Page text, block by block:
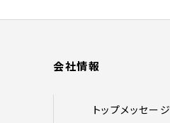
会社情報
トップメッセージ